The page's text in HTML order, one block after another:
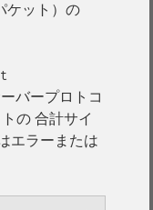
ケット）の
バープロトコ
トの 合計サイ
エラーまたは